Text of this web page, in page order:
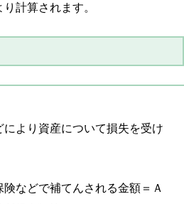
り計算されます。
より資産について損失を受け
などで補てんされる金額＝Ａ